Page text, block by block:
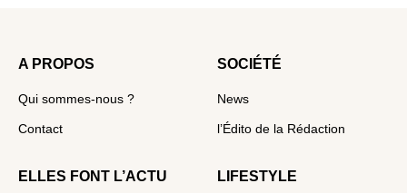
A PROPOS
Qui sommes-nous ?
Contact
SOCIÉTÉ
News
l’Édito de la Rédaction
ELLES FONT L’ACTU LIFESTYLE